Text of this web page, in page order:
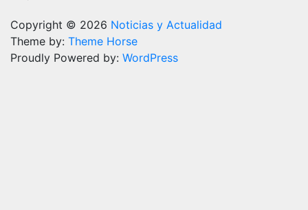
Copyright © 2026 Noticias y Actualidad
Theme by: Theme Horse
Proudly Powered by: WordPress